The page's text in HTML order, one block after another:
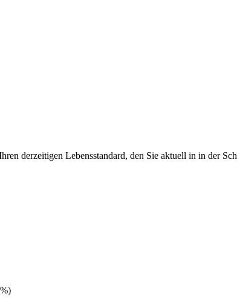
derzeitigen Lebensstandard, den Sie aktuell in in der
)